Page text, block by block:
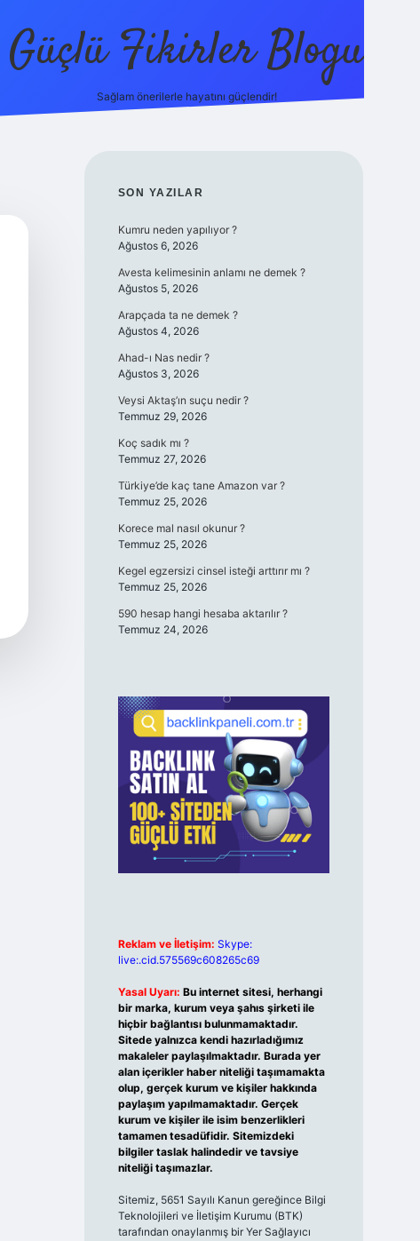
Güçlü Fikirler Blogu
Sağlam önerilerle hayatını güçlendir!
SIDEBAR
SON YAZILAR
Kumru neden yapılıyor ?
Ağustos 6, 2026
Avesta kelimesinin anlamı ne demek ?
Ağustos 5, 2026
Arapçada ta ne demek ?
Ağustos 4, 2026
Ahad-ı Nas nedir ?
Ağustos 3, 2026
Veysi Aktaş’ın suçu nedir ?
Temmuz 29, 2026
Koç sadık mı ?
Temmuz 27, 2026
Türkiye’de kaç tane Amazon var ?
Temmuz 25, 2026
Korece mal nasıl okunur ?
Temmuz 25, 2026
Kegel egzersizi cinsel isteği arttırır mı ?
Temmuz 25, 2026
590 hesap hangi hesaba aktarılır ?
Temmuz 24, 2026
Reklam ve İletişim: Skype:
live:.cid.575569c608265c69
Yasal Uyarı: Bu internet sitesi, herhangi
bir marka, kurum veya şahıs şirketi ile
hiçbir bağlantısı bulunmamaktadır.
Sitede yalnızca kendi hazırladığımız
makaleler paylaşılmaktadır. Burada yer
alan içerikler haber niteliği taşımamakta
olup, gerçek kurum ve kişiler hakkında
paylaşım yapılmamaktadır. Gerçek
kurum ve kişiler ile isim benzerlikleri
tamamen tesadüfidir. Sitemizdeki
bilgiler taslak halindedir ve tavsiye
niteliği taşımazlar.
Sitemiz, 5651 Sayılı Kanun gereğince Bilgi
Teknolojileri ve İletişim Kurumu (BTK)
tarafından onaylanmış bir Yer Sağlayıcı